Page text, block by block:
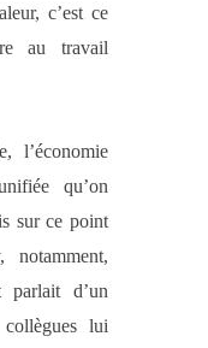
c’est ce
au travail
l’économie
qu’on
sur ce point
notamment,
parlait d’un
lui